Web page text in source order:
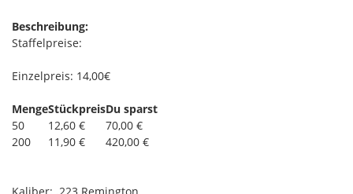
Beschreibung:
Staffelpreise:
Einzelpreis: 14,00€
MengeStückpreisDu sparst
50
12,60 €
70,00 €
200
11,90 € 420,00 €